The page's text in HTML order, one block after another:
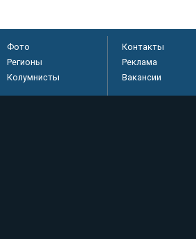
Фото
Регионы
Колумнисты
Контакты
Реклама
Вакансии